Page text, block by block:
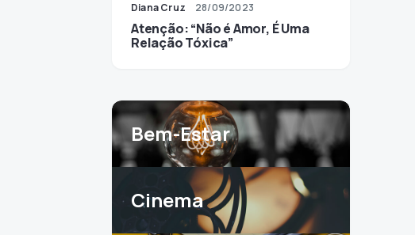
Diana Cruz 28/09/2023
Atenção: “Não é Amor, É Uma
Relação Tóxica”
Bem-Estar
Cinema